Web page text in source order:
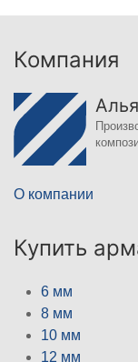
Компания
О компании
Купить
6 мм
8 мм
10 мм
12 мм